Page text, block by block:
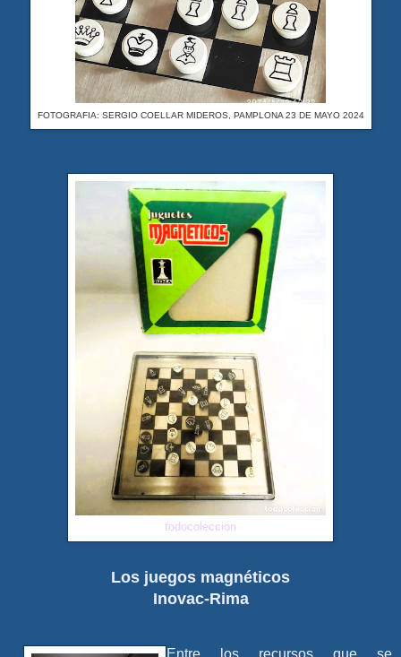
FOTOGRAFIA: SERGIO COELLAR MIDEROS, PAMPLONA 23 DE MAYO 2024
todocoleccion
Los juegos magnéticos
Inovac-Rima